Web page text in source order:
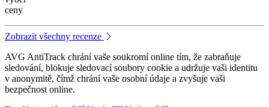
ceny
Zobrazit všechny recenze
AVG AntiTrack chrání vaše soukromí online tím, že zabraňuje
sledování, blokuje sledovací soubory cookie a udržuje vaši identitu
v anonymitě, čímž chrání vaše osobní údaje a zvyšuje vaši
bezpečnost online.